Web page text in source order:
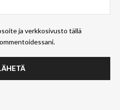
ja verkkosivusto tällä